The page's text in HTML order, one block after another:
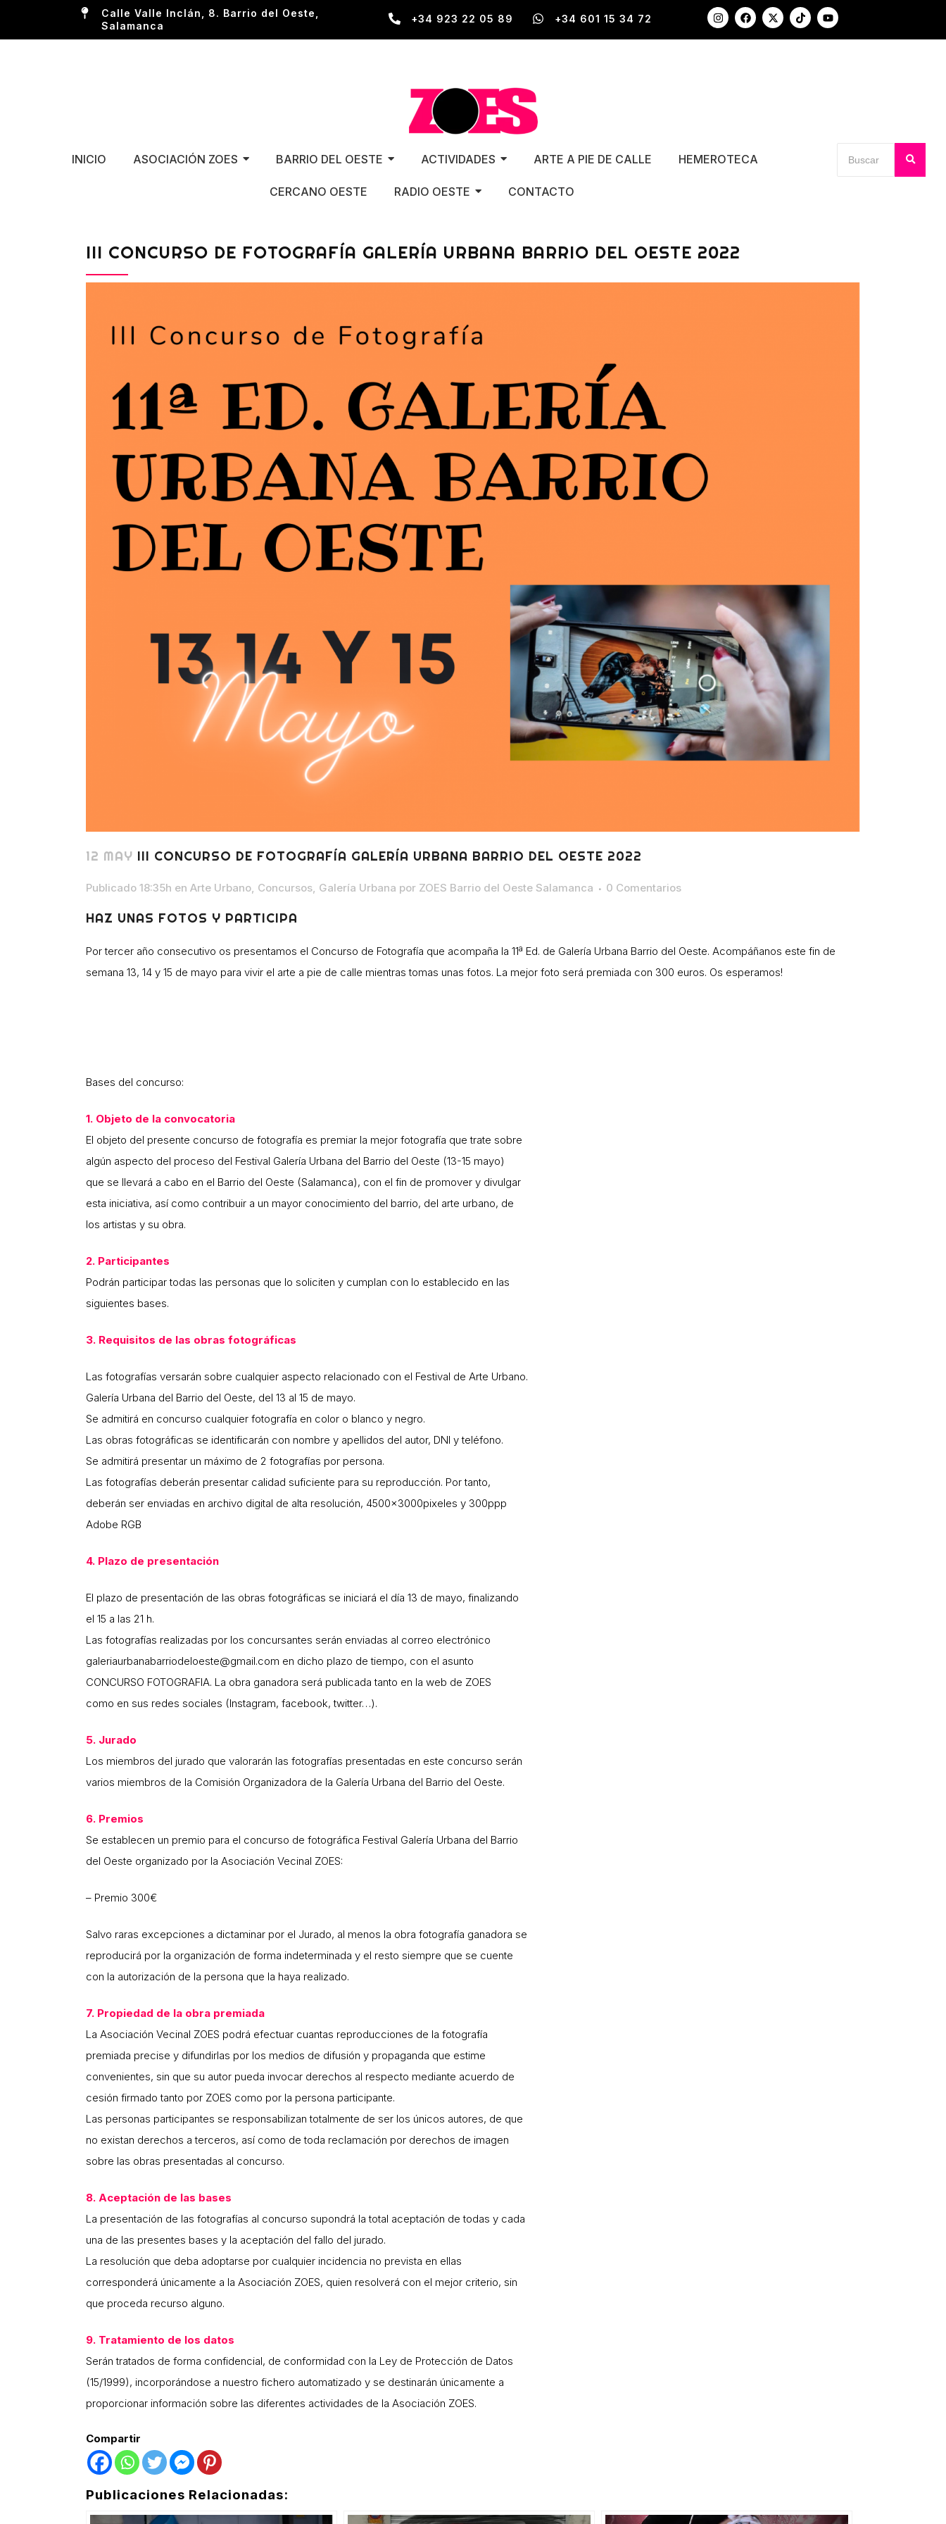
Calle Valle Inclán, 8. Barrio del Oeste,
Salamanca
+34 923 22 05 89 +34 601 15 34 72
INICIO ASOCIACIÓN ZOES BARRIO DEL OESTE ACTIVIDADES ARTE A PIE DE CALLE HEMEROTECA
CERCANO OESTE RADIO OESTE CONTACTO
III CONCURSO DE FOTOGRAFÍA GALERÍA URBANA BARRIO DEL OESTE 2022
12 MAY III CONCURSO DE FOTOGRAFÍA GALERÍA URBANA BARRIO DEL OESTE 2022
Publicado 18:35h en Arte Urbano, Concursos, Galería Urbana por ZOES Barrio del Oeste Salamanca 0 Comentarios
HAZ UNAS FOTOS Y PARTICIPA
Por tercer año consecutivo os presentamos el Concurso de Fotografía que acompaña la 11ª Ed. de Galería Urbana Barrio del Oeste. Acompáñanos este fin de
semana 13, 14 y 15 de mayo para vivir el arte a pie de calle mientras tomas unas fotos. La mejor foto será premiada con 300 euros. Os esperamos!
Bases del concurso:
1. Objeto de la convocatoria
El objeto del presente concurso de fotografía es premiar la mejor fotografía que trate sobre
algún aspecto del proceso del Festival Galería Urbana del Barrio del Oeste (13-15 mayo)
que se llevará a cabo en el Barrio del Oeste (Salamanca), con el fin de promover y divulgar
esta iniciativa, así como contribuir a un mayor conocimiento del barrio, del arte urbano, de
los artistas y su obra.
2. Participantes
Podrán participar todas las personas que lo soliciten y cumplan con lo establecido en las
siguientes bases.
3. Requisitos de las obras fotográficas
Las fotografías versarán sobre cualquier aspecto relacionado con el Festival de Arte Urbano.
Galería Urbana del Barrio del Oeste, del 13 al 15 de mayo.
Se admitirá en concurso cualquier fotografía en color o blanco y negro.
Las obras fotográficas se identificarán con nombre y apellidos del autor, DNI y teléfono.
Se admitirá presentar un máximo de 2 fotografías por persona.
Las fotografías deberán presentar calidad suficiente para su reproducción. Por tanto,
deberán ser enviadas en archivo digital de alta resolución, 4500x3000pixeles y 300ppp
Adobe RGB
4. Plazo de presentación
El plazo de presentación de las obras fotográficas se iniciará el día 13 de mayo, finalizando
el 15 a las 21 h.
Las fotografías realizadas por los concursantes serán enviadas al correo electrónico
galeriaurbanabarriodeloeste@gmail.com en dicho plazo de tiempo, con el asunto
CONCURSO FOTOGRAFIA. La obra ganadora será publicada tanto en la web de ZOES
como en sus redes sociales (Instagram, facebook, twitter…).
5. Jurado
Los miembros del jurado que valorarán las fotografías presentadas en este concurso serán
varios miembros de la Comisión Organizadora de la Galería Urbana del Barrio del Oeste.
6. Premios
Se establecen un premio para el concurso de fotográfica Festival Galería Urbana del Barrio
del Oeste organizado por la Asociación Vecinal ZOES:
– Premio 300€
Salvo raras excepciones a dictaminar por el Jurado, al menos la obra fotografía ganadora se
reproducirá por la organización de forma indeterminada y el resto siempre que se cuente
con la autorización de la persona que la haya realizado.
7. Propiedad de la obra premiada
La Asociación Vecinal ZOES podrá efectuar cuantas reproducciones de la fotografía
premiada precise y difundirlas por los medios de difusión y propaganda que estime
convenientes, sin que su autor pueda invocar derechos al respecto mediante acuerdo de
cesión firmado tanto por ZOES como por la persona participante.
Las personas participantes se responsabilizan totalmente de ser los únicos autores, de que
no existan derechos a terceros, así como de toda reclamación por derechos de imagen
sobre las obras presentadas al concurso.
8. Aceptación de las bases
La presentación de las fotografías al concurso supondrá la total aceptación de todas y cada
una de las presentes bases y la aceptación del fallo del jurado.
La resolución que deba adoptarse por cualquier incidencia no prevista en ellas
corresponderá únicamente a la Asociación ZOES, quien resolverá con el mejor criterio, sin
que proceda recurso alguno.
9. Tratamiento de los datos
Serán tratados de forma confidencial, de conformidad con la Ley de Protección de Datos
(15/1999), incorporándose a nuestro fichero automatizado y se destinarán únicamente a
proporcionar información sobre las diferentes actividades de la Asociación ZOES.
Compartir
Publicaciones Relacionadas: